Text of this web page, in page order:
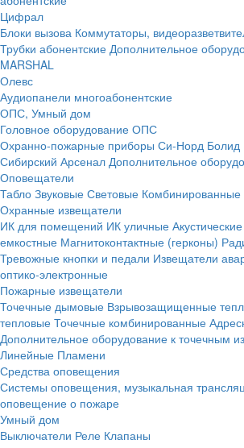
Цифрал
Блоки вызова Коммутаторы,
Трубки абонентские Дополнительное
MARSHAL
Олевс
Аудиопанели многоабонентские
ОПС, Умный дом
Головное оборудование ОПС
Охранно-пожарные приборы Си-Норд Болид
Сибирский Арсенал Дополнительное
Оповещатели
Табло Звуковые Световые Комбинированные
Охранные извещатели
ИК для помещений ИК уличные Акустические
емкостные Магнитоконтактные (герконы)
Тревожные кнопки и педали Извещатели
оптико-электронные
Пожарные извещатели
Точечные дымовые Взрывозащищенные
тепловые Точечные комбинированные
Дополнительное оборудование к точечным
Линейные Пламени
Средства оповещения
Системы оповещения, музыкальная
оповещение о пожаре
Умный дом
Выключатели Реле Клапаны